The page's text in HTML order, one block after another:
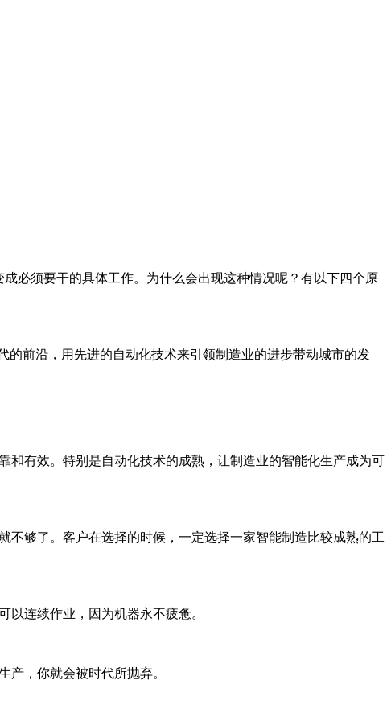
必须要干的具体工作。为什么会出现这种情况呢？有以下四个原
前沿，用先进的自动化技术来引领制造业的进步带动城市的发
和有效。特别是自动化技术的成熟，让制造业的智能化生产成为可
不够了。客户在选择的时候，一定选择一家智能制造比较成熟的工
连续作业，因为机器永不疲惫。
产，你就会被时代所抛弃。